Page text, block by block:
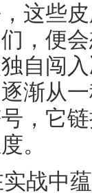
这些
，便
自闯
渐从
，它
。
战中